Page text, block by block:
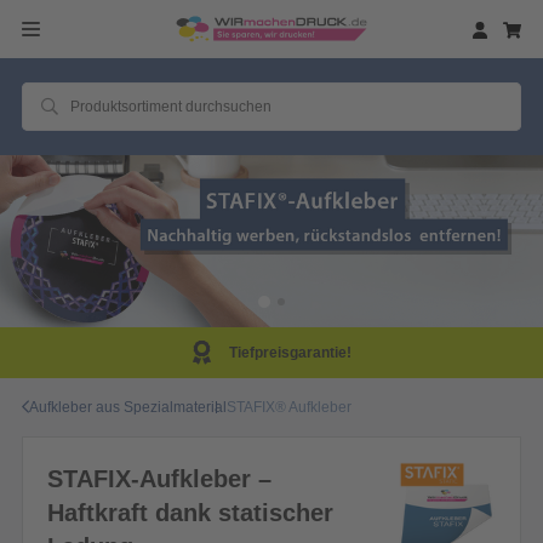
Tiefpreisgarantie!
Aufkleber aus SpezialmaterialSTAFIX® Aufkleber
STAFIX-Aufkleber –
Haftkraft dank statischer